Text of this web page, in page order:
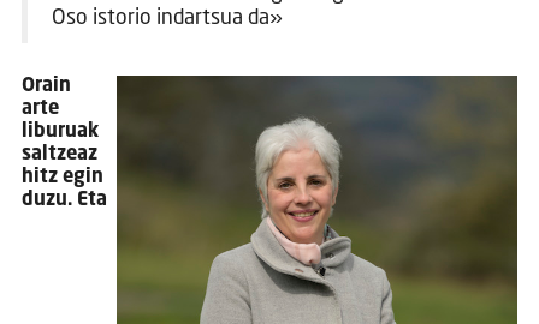
Oso istorio indartsua da»
Orain
arte
liburuak
saltzeaz
hitz egin
duzu. Eta